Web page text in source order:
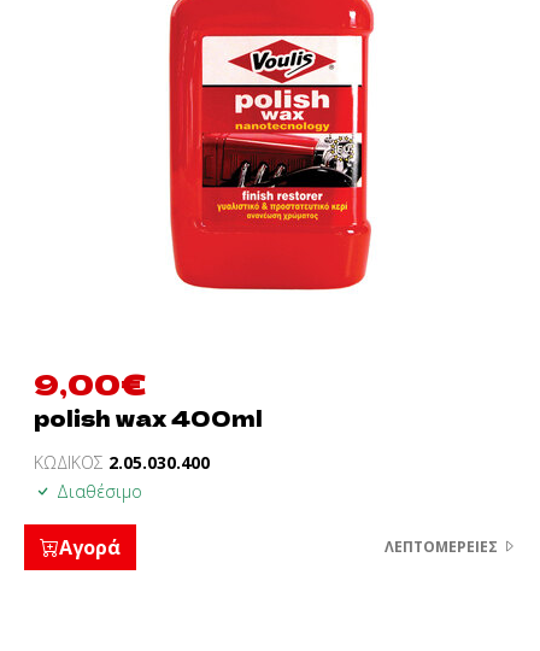
9,00€
polish wax 400ml
ΚΩΔΙΚΟΣ 2.05.030.400
Διαθέσιμο
Αγορά ΛΕΠΤΟΜΈΡΕΙΕΣ